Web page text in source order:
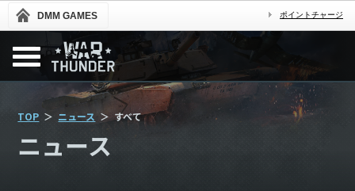
DMM GAMES ポイントチャージ
TOP ニュース すべて
ニュース